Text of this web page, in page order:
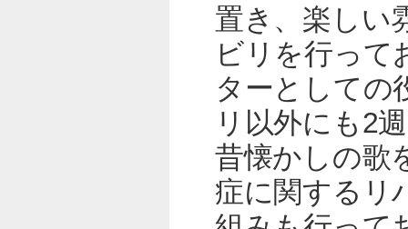
置き、楽しい
ビリを行って
ターとしての
リ以外にも2
昔懐かしの歌
症に関するリ